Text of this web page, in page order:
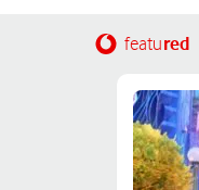
featured